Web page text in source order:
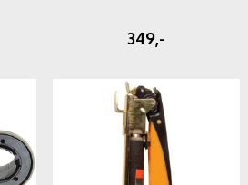
349,-